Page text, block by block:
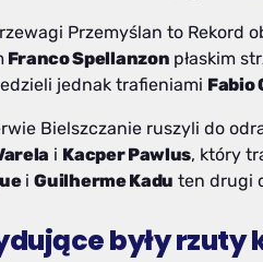
Przemyślan to Rekord
Franco Spellanzon płaskim
jednak trafieniami Fabio
Bielszczanie ruszyli do
i Kacper Pawlus, który
iGuilherme Kadu ten drugi
były rzuty